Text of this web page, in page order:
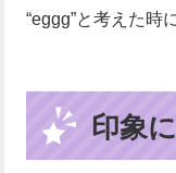
“eggg”と考えた時
印象